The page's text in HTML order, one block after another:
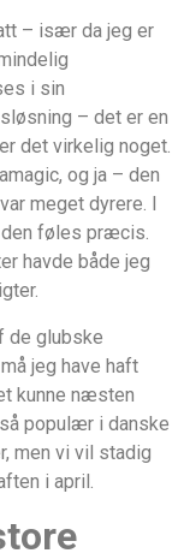
– især da jeg er
i sin
– det er en
det virkelig noget.
og ja – den
meget dyrere. I
føles præcis.
havde både jeg
de glubske
jeg have haft
kunne næsten
populær i danske
men vi vil stadig
i april.